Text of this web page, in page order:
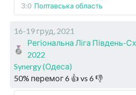
3:0 Полтавська область
16-19 груд, 2021
Регіональна Ліга Південь-
2022
Synergy (Одеса)
50% перемог6 👍 vs 6👎